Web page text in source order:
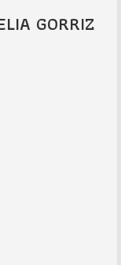
GORRIZ